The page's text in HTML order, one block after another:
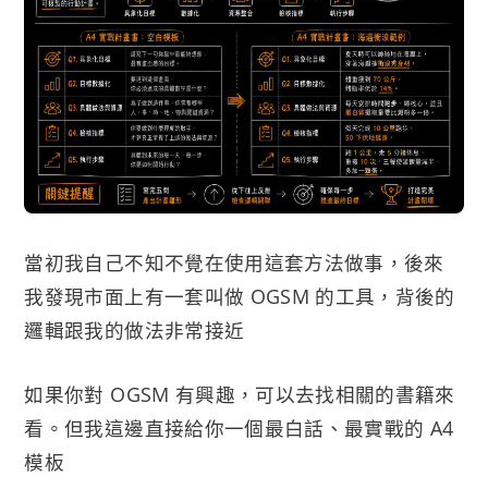
當初我自己不知不覺在使用這套方法做事，後來
我發現市面上有一套叫做 OGSM 的工具，背後的
邏輯跟我的做法非常接近
如果你對 OGSM 有興趣，可以去找相關的書籍來
看。但我這邊直接給你一個最白話、最實戰的 A4
模板